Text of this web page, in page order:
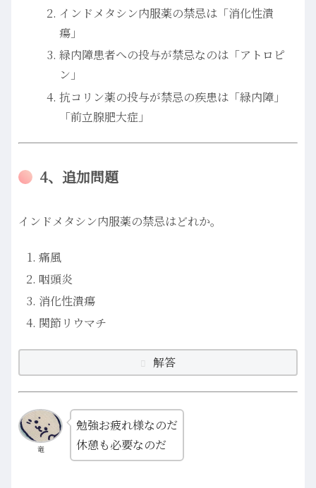
インドメタシン内服薬の禁忌は「消化性潰
瘍」
緑内障患者への投与が禁忌なのは「アトロピ
ン」
抗コリン薬の投与が禁忌の疾患は「緑内障」
「前立腺肥大症」
4、追加問題
インドメタシン内服薬の禁忌はどれか。
痛風
咽頭炎
消化性潰瘍
関節リウマチ
解答
竜
勉強お疲れ様なのだ
休憩も必要なのだ